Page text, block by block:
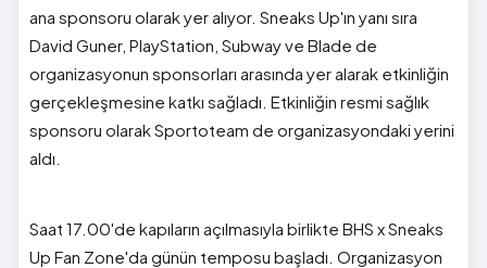
ana sponsoru olarak yer alıyor. Sneaks Up'ın yanı sıra
David Guner, PlayStation, Subway ve Blade de
organizasyonun sponsorları arasında yer alarak etkinliğin
gerçekleşmesine katkı sağladı. Etkinliğin resmi sağlık
sponsoru olarak Sportoteam de organizasyondaki yerini
aldı.
Saat 17.00'de kapıların açılmasıyla birlikte BHS x Sneaks
Up Fan Zone'da günün temposu başladı. Organizasyon